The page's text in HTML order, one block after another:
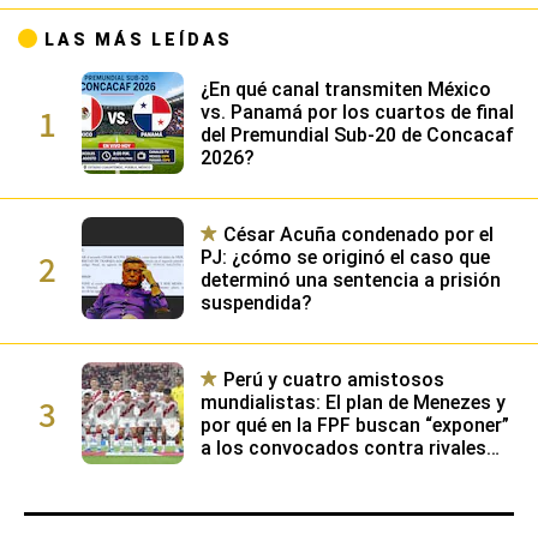
LAS MÁS LEÍDAS
1
¿En qué canal transmiten México
vs. Panamá por los cuartos de final
del Premundial Sub-20 de Concacaf
2026?
2
César Acuña condenado por el
PJ: ¿cómo se originó el caso que
determinó una sentencia a prisión
suspendida?
3
Perú y cuatro amistosos
mundialistas: El plan de Menezes y
por qué en la FPF buscan “exponer”
a los convocados contra rivales